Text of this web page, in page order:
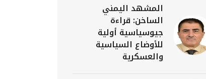
المشهد اليمني
الساخن: قراءة
جيوسياسية أولية
للأوضاع السياسية
والعسكرية